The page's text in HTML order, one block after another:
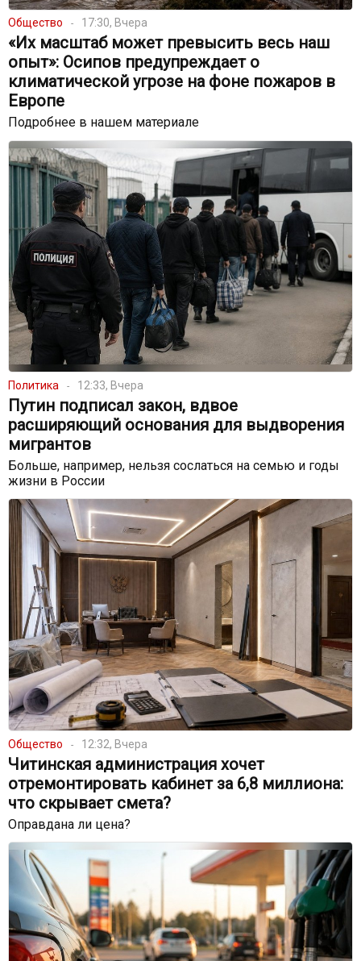
Общество 17:30, Вчера
«Их масштаб может превысить весь наш
опыт»: Осипов предупреждает о
климатической угрозе на фоне пожаров в
Европе
Подробнее в нашем материале
Политика 12:33, Вчера
Путин подписал закон, вдвое
расширяющий основания для выдворения
мигрантов
Больше, например, нельзя сослаться на семью и годы
жизни в России
Общество 12:32, Вчера
Читинская администрация хочет
отремонтировать кабинет за 6,8 миллиона:
что скрывает смета?
Оправдана ли цена?